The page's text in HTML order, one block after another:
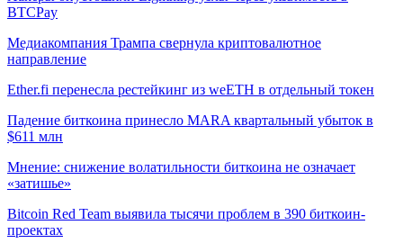
BTCPay
Медиакомпания Трампа свернула криптовалютное
направление
Ether.fi перенесла рестейкинг из weETH в отдельный токен
Падение биткоина принесло MARA квартальный убыток в
$611 млн
Мнение: снижение волатильности биткоина не означает
«затишье»
Bitcoin Red Team выявила тысячи проблем в 390 биткоин-
проектах